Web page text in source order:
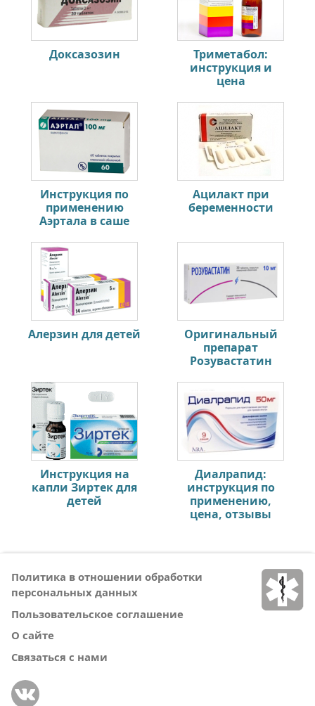
Доксазозин
Триметабол:
инструкция и
цена
Инструкция по
применению
Аэртала в саше
Ацилакт при
беременности
Алерзин для детей
Оригинальный
препарат
Розувастатин
Инструкция на
капли Зиртек для
детей
Диалрапид:
инструкция по
применению,
цена, отзывы
Политика в отношении обработки
персональных данных
Пользовательское соглашение
О сайте
Связаться с нами